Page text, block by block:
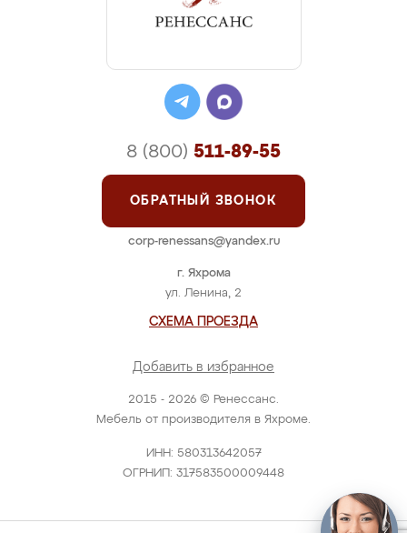
2015 - 2026 © Ренессанс.
Мебель от производителя в Яхроме.
ИНН: 580313642057
ОГРНИП: 317583500009448
г. Яхрома
ул. Ленина, 2
СХЕМА ПРОЕЗДА
Добавить в избранное
8 (800) 511-89-55
ОБРАТНЫЙ ЗВОНОК
corp-renessans@yandex.ru